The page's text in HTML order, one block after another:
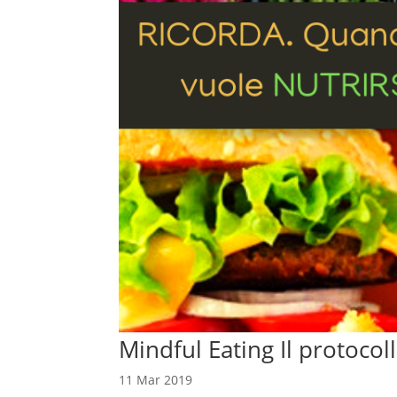
Mindful Eating Il
11 Mar 2019